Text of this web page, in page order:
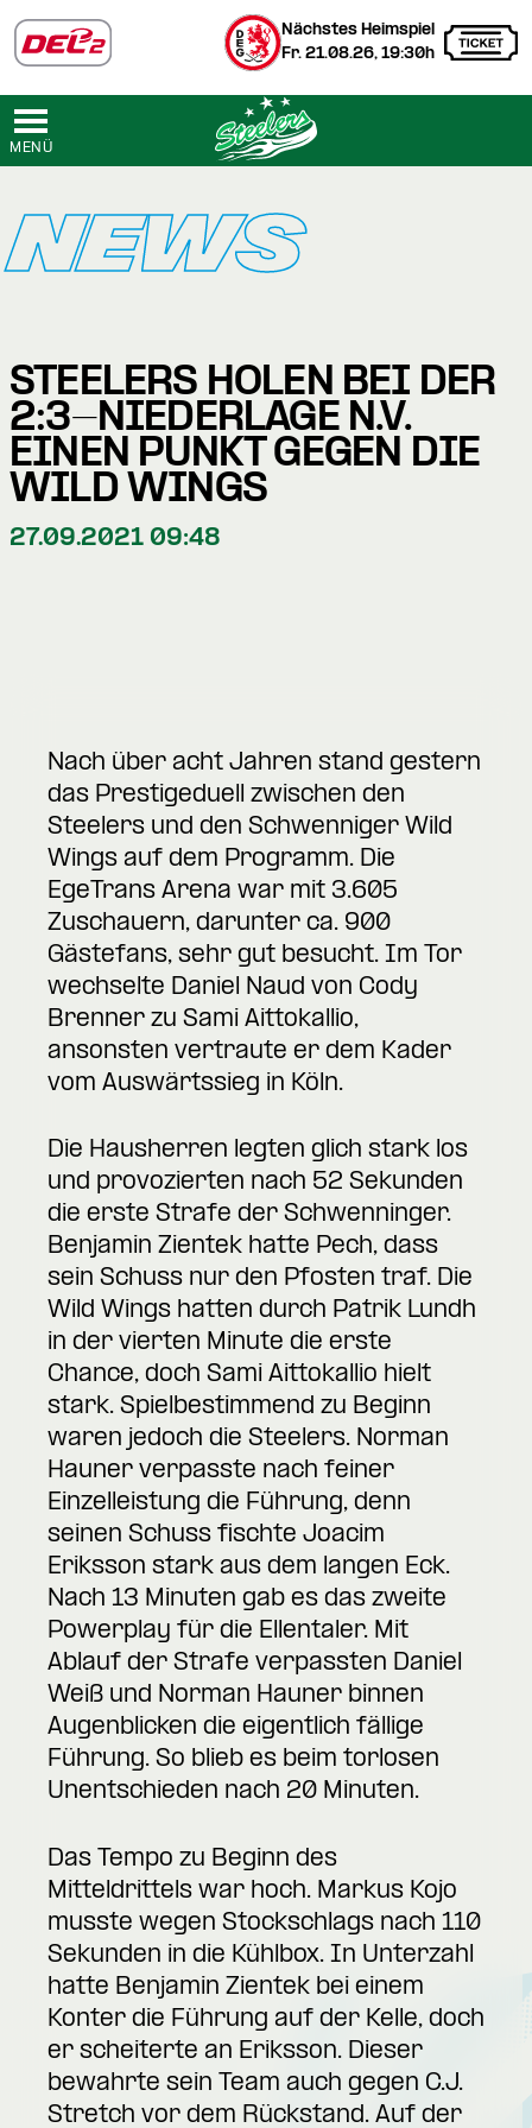
Nächstes Heimspiel
Fr. 21.08.26, 19:30h
MENÜ
NEWS
STEELERS HOLEN BEI DER
2:3-NIEDERLAGE N.V.
EINEN PUNKT GEGEN DIE
WILD WINGS
27.09.2021 09:48
Nach über acht Jahren stand gestern
das Prestigeduell zwischen den
Steelers und den Schwenniger Wild
Wings auf dem Programm. Die
EgeTrans Arena war mit 3.605
Zuschauern, darunter ca. 900
Gästefans, sehr gut besucht. Im Tor
wechselte Daniel Naud von Cody
Brenner zu Sami Aittokallio,
ansonsten vertraute er dem Kader
vom Auswärtssieg in Köln.
Die Hausherren legten glich stark los
und provozierten nach 52 Sekunden
die erste Strafe der Schwenninger.
Benjamin Zientek hatte Pech, dass
sein Schuss nur den Pfosten traf. Die
Wild Wings hatten durch Patrik Lundh
in der vierten Minute die erste
Chance, doch Sami Aittokallio hielt
stark. Spielbestimmend zu Beginn
waren jedoch die Steelers. Norman
Hauner verpasste nach feiner
Einzelleistung die Führung, denn
seinen Schuss fischte Joacim
Eriksson stark aus dem langen Eck.
Nach 13 Minuten gab es das zweite
Powerplay für die Ellentaler. Mit
Ablauf der Strafe verpassten Daniel
Weiß und Norman Hauner binnen
Augenblicken die eigentlich fällige
Führung. So blieb es beim torlosen
Unentschieden nach 20 Minuten.
Das Tempo zu Beginn des
Mitteldrittels war hoch. Markus Kojo
musste wegen Stockschlags nach 110
Sekunden in die Kühlbox. In Unterzahl
hatte Benjamin Zientek bei einem
Konter die Führung auf der Kelle, doch
er scheiterte an Eriksson. Dieser
bewahrte sein Team auch gegen C.J.
Stretch vor dem Rückstand. Auf der